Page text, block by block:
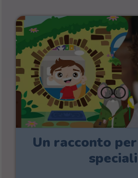
Un racconto
speciali